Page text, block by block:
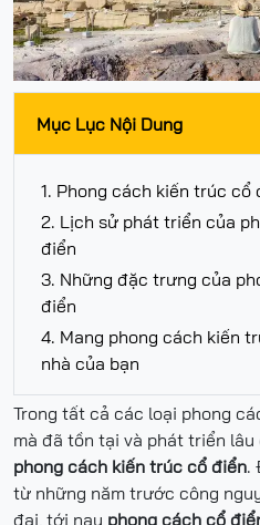
Mục Lục Nội Dung
1. Phong cách kiến trúc cổ
2. Lịch sử phát triển của
điển
3. Những đặc trưng của
điển
4. Mang phong cách kiến
nhà của bạn
Trong tất cả các loại phong
mà đã tồn tại và phát triển
phong cách kiến trúc cổ điển.
từ những năm trước công
đại, tới nay phong cách cổ